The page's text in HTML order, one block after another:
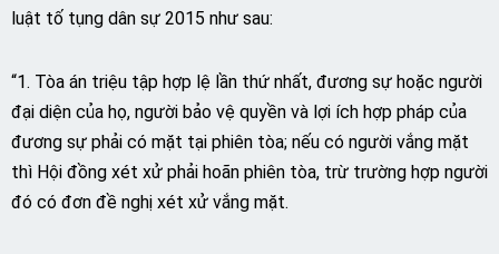
luật tố tụng dân sự 2015 như sau:
“1. Tòa án triệu tập hợp lệ lần thứ nhất, đương sự hoặc người
đại diện của họ, người bảo vệ quyền và lợi ích hợp pháp của
đương sự phải có mặt tại phiên tòa; nếu có người vắng mặt
thì Hội đồng xét xử phải hoãn phiên tòa, trừ trường hợp người
đó có đơn đề nghị xét xử vắng mặt.